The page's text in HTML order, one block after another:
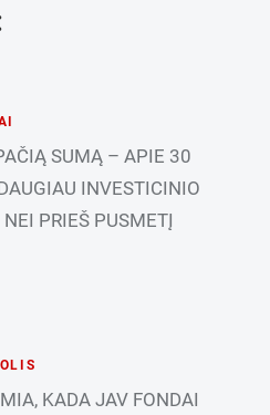
SUMĄ – APIE 30
INVESTICINIO
PRIEŠ PUSMETĮ
KADA JAV FONDAI